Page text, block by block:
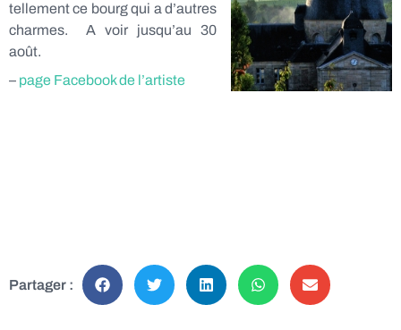
tellement ce bourg qui a d’autres
charmes. A voir jusqu’au 30
août.
– page Facebook de l’artiste
Partager :